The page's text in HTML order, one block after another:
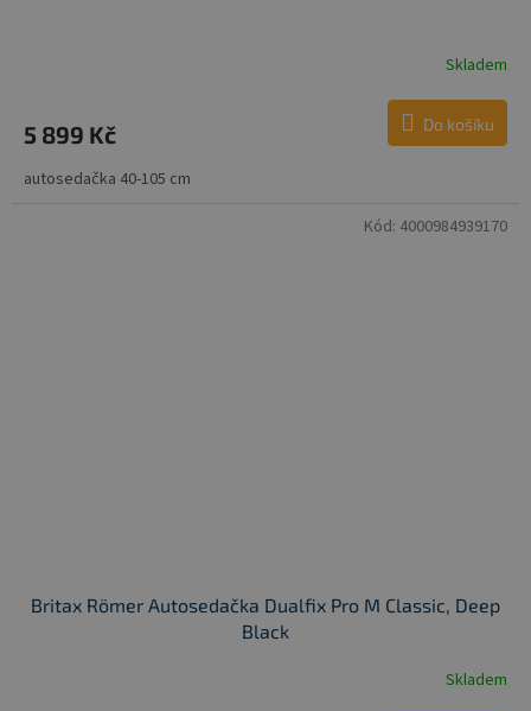
Skladem
5 899 Kč Do košíku
autosedačka 40-105 cm
Britax Römer Autosedačka Dualfix Pro M Classic, Deep
Black
Skladem
Kód: 4000984939170